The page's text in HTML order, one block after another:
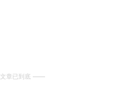
文章已到底